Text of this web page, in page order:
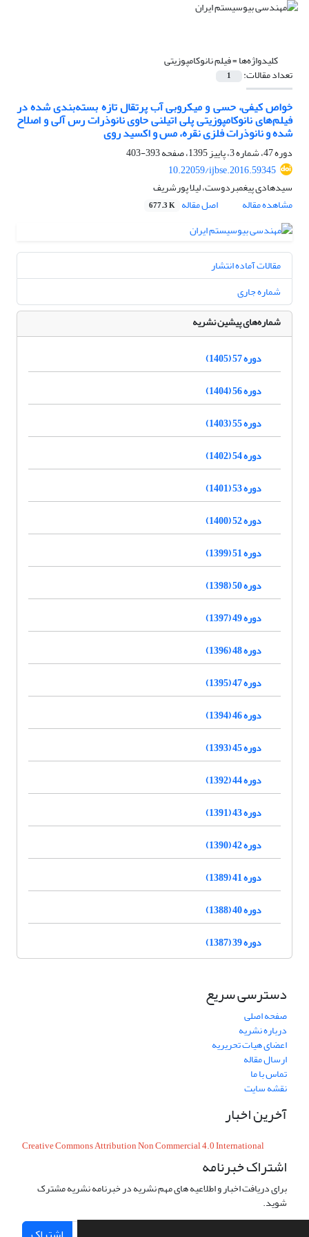
کلیدواژه‌ها =فیلم نانوکامپوزیتی
تعداد مقالات: 1
خواص کیفی، حسی و میکروبی آب پرتقال تازه بسته‌بندی شده در
فیلم‌های نانوکامپوزیتی پلی اتیلنی حاوی نانوذرات رس آلی و اصلاح
شده و نانوذرات فلزی نقره، مس و اکسید روی
دوره 47، شماره 3، پاییز 1395، صفحه
393-403
10.22059/ijbse.2016.59345
سیدهادی پیغمبردوست، لیلا پورشریف
مشاهده مقاله
اصل مقاله 677.3 K
مقالات آماده انتشار
شماره جاری
شماره‌های پیشین نشریه
دوره 57 (1405)
دوره 56 (1404)
دوره 55 (1403)
دوره 54 (1402)
دوره 53 (1401)
دوره 52 (1400)
دوره 51 (1399)
دوره 50 (1398)
دوره 49 (1397)
دوره 48 (1396)
دوره 47 (1395)
دوره 46 (1394)
دوره 45 (1393)
دوره 44 (1392)
دوره 43 (1391)
دوره 42 (1390)
دوره 41 (1389)
دوره 40 (1388)
دوره 39 (1387)
دسترسی سریع
صفحه اصلی
درباره نشریه
اعضای هیات تحریریه
ارسال مقاله
تماس با ما
نقشه سایت
آخرین اخبار
Creative Commons Attribution Non Commercial 4.0 International
اشتراک خبرنامه
برای دریافت اخبار و اطلاعیه های مهم نشریه در خبرنامه نشریه مشترک
شوید.